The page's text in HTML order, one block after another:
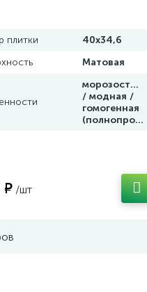
плитки
40x34,6
Матовая
/ модная /
гомогенная
(полнопрокрашенная)
₽ /шт